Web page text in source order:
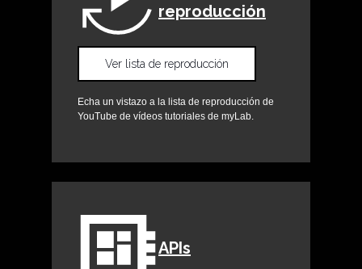
reproducción
Ver lista de reproducción
Echa un vistazo a la lista de reproducción de
YouTube de vídeos tutoriales de myLab.
APIs